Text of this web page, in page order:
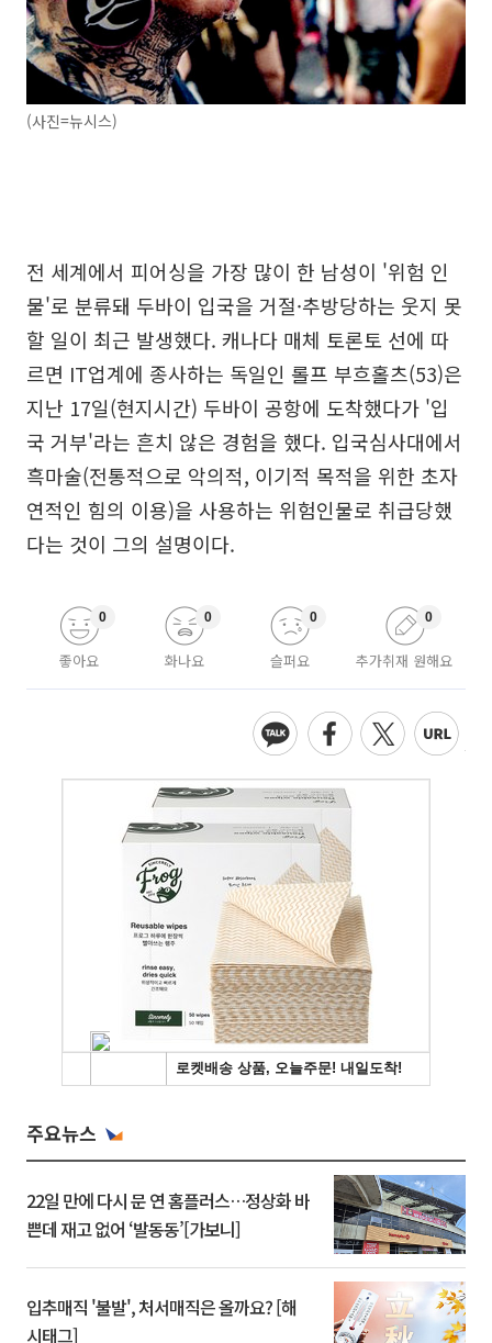
(사진=뉴시스)
전 세계에서 피어싱을 가장 많이 한 남성이 '위험 인
물'로 분류돼 두바이 입국을 거절·추방당하는 웃지 못
할 일이 최근 발생했다. 캐나다 매체 토론토 선에 따
르면 IT업계에 종사하는 독일인 롤프 부흐홀츠(53)은
지난 17일(현지시간) 두바이 공항에 도착했다가 '입
국 거부'라는 흔치 않은 경험을 했다. 입국심사대에서
흑마술(전통적으로 악의적, 이기적 목적을 위한 초자
연적인 힘의 이용)을 사용하는 위험인물로 취급당했
다는 것이 그의 설명이다.
좋아요
0
화나요
0
슬퍼요
0
추가취재 원해요
0
주요뉴스
22일 만에 다시 문 연 홈플러스…정상화 바
쁜데 재고 없어 ‘발동동’[가보니]
입추매직 '불발', 처서매직은 올까요? [해
시태그]